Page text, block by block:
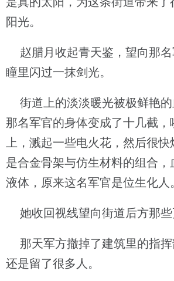
阳光。
赵腊月收起青天鉴，望向那名
瞳里闪过一抹剑光。
街道上的淡淡暖光被极鲜艳的
那名军官的身体变成了十几截，
上，溅起一些电火花，然后很
是合金骨架与仿生材料的组合，
液体，原来这名军官是位生化人
她收回视线望向街道后方那些
那天军方撤掉了建筑里的指挥
还是留了很多人。